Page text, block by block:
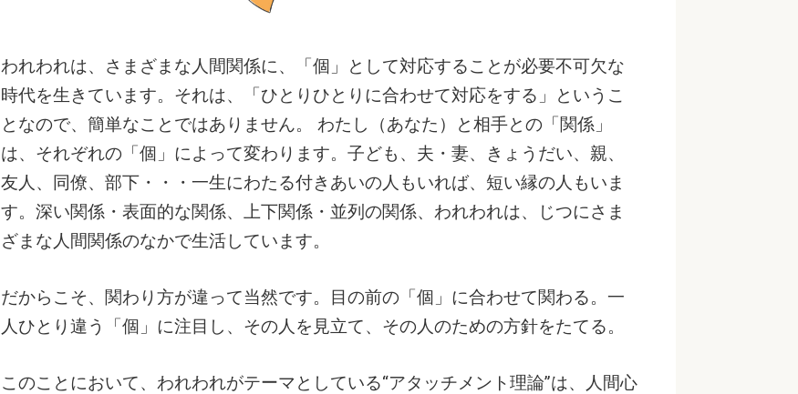
われわれは、さまざまな人間関係に、「個」として対応することが必要不可欠な
時代を生きています。それは、「ひとりひとりに合わせて対応をする」というこ
となので、簡単なことではありません。 わたし（あなた）と相手との「関係」
は、それぞれの「個」によって変わります。子ども、夫・妻、きょうだい、親、
友人、同僚、部下・・・一生にわたる付きあいの人もいれば、短い縁の人もいま
す。深い関係・表面的な関係、上下関係・並列の関係、われわれは、じつにさま
ざまな人間関係のなかで生活しています。
だからこそ、関わり方が違って当然です。目の前の「個」に合わせて関わる。一
人ひとり違う「個」に注目し、その人を見立て、その人のための方針をたてる。
このことにおいて、われわれがテーマとしている“アタッチメント理論”は、人間心